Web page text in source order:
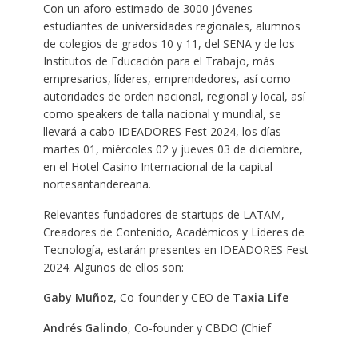
Con un aforo estimado de 3000 jóvenes
estudiantes de universidades regionales, alumnos
de colegios de grados 10 y 11, del SENA y de los
Institutos de Educación para el Trabajo, más
empresarios, líderes, emprendedores, así como
autoridades de orden nacional, regional y local, así
como speakers de talla nacional y mundial, se
llevará a cabo IDEADORES Fest 2024, los días
martes 01, miércoles 02 y jueves 03 de diciembre,
en el Hotel Casino Internacional de la capital
nortesantandereana.
Relevantes fundadores de startups de LATAM,
Creadores de Contenido, Académicos y Líderes de
Tecnología, estarán presentes en IDEADORES Fest
2024. Algunos de ellos son:
Gaby Muñoz, Co-founder y CEO de Taxia Life
Andrés Galindo, Co-founder y CBDO (Chief